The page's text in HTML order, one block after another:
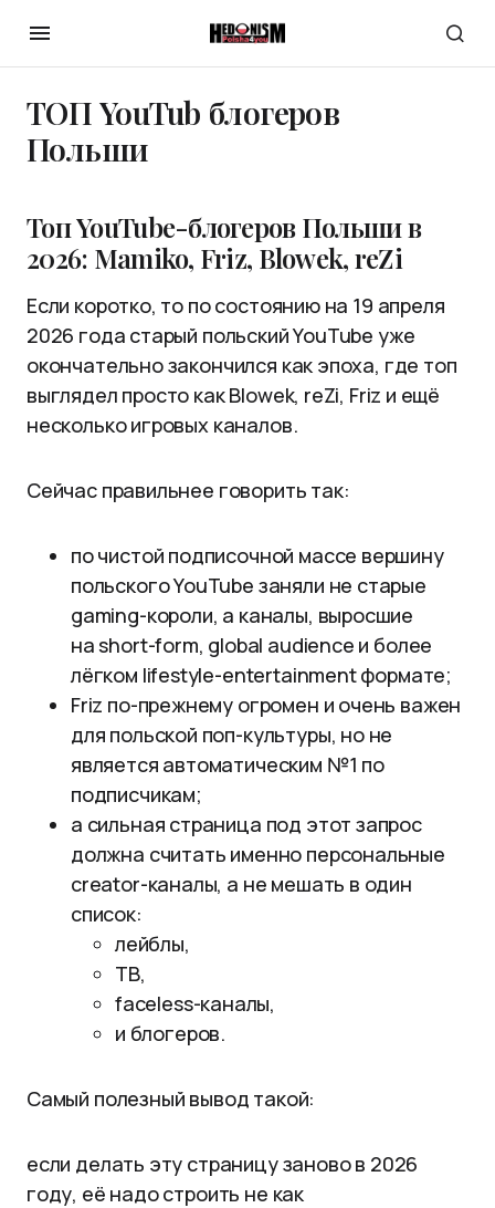
ТОП YouTub блогеров
Польши
Топ YouTube-блогеров Польши в
2026: Mamiko, Friz, Blowek, reZi
Если коротко, то по состоянию на 19 апреля
2026 года старый польский YouTube уже
окончательно закончился как эпоха, где топ
выглядел просто как Blowek, reZi, Friz и ещё
несколько игровых каналов.
Сейчас правильнее говорить так:
по чистой подписочной массе вершину
польского YouTube заняли не старые
gaming-короли, а каналы, выросшие
на short-form, global audience и более
лёгком lifestyle-entertainment формате;
Friz по-прежнему огромен и очень важен
для польской поп-культуры, но не
является автоматическим №1 по
подписчикам;
а сильная страница под этот запрос
должна считать именно персональные
creator-каналы, а не мешать в один
список:
лейблы,
ТВ,
faceless-каналы,
и блогеров.
Самый полезный вывод такой:
если делать эту страницу заново в 2026
году, её надо строить не как